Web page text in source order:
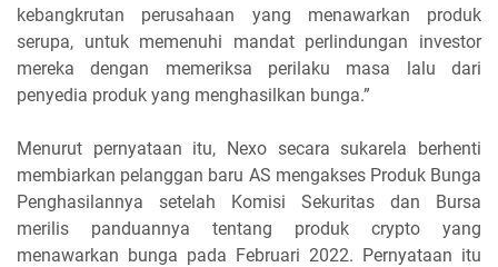
kebangkrutan perusahaan yang menawarkan produk
serupa, untuk memenuhi mandat perlindungan investor
mereka dengan memeriksa perilaku masa lalu dari
penyedia produk yang menghasilkan bunga.”
Menurut pernyataan itu, Nexo secara sukarela berhenti
membiarkan pelanggan baru AS mengakses Produk Bunga
Penghasilannya setelah Komisi Sekuritas dan Bursa
merilis panduannya tentang produk crypto yang
menawarkan bunga pada Februari 2022. Pernyataan itu